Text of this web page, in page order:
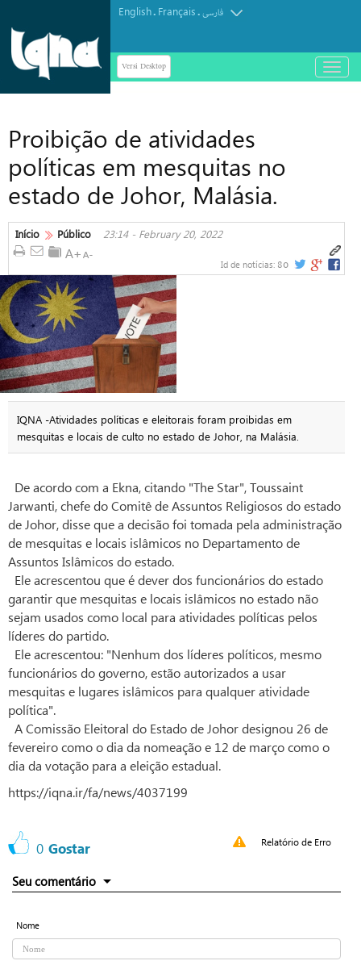
English. Français.فارسی
Versi Desktop
باز
و
Proibição de atividades
políticas em mesquitas no
estado de Johor, Malásia.
Início Público 23:14 - February 20, 2022
Id de notícias: 80
IQNA -Atividades políticas e eleitorais foram proibidas em
mesquitas e locais de culto no estado de Johor, na Malásia.
De acordo com a Ekna, citando "The Star", Toussaint
Jarwanti, chefe do Comitê de Assuntos Religiosos do estado
de Johor, disse que a decisão foi tomada pela administração
de mesquitas e locais islâmicos no Departamento de
Assuntos Islâmicos do estado.
Ele acrescentou que é dever dos funcionários do estado
garantir que mesquitas e locais islâmicos no estado não
sejam usados ​​como local para atividades políticas pelos
líderes do partido.
Ele acrescentou: "Nenhum dos líderes políticos, mesmo
funcionários do governo, estão autorizados a usar
mesquitas e lugares islâmicos para qualquer atividade
política".
A Comissão Eleitoral do Estado de Johor designou 26 de
fevereiro como o dia da nomeação e 12 de março como o
dia da votação para a eleição estadual.
https://iqna.ir/fa/news/4037199
0 Gostar Relatório de Erro
Seu comentário
Nome